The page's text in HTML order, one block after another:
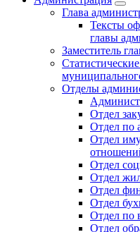
Глава
Тексты
главы
Заместитель
Отделы
Отдел
Отдел по
Отдел
Отдел
Отдел
Отдел
Отдел
Отдел по
Отдел